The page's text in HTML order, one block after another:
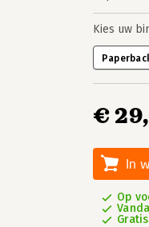
Kies uw
€
In
Op